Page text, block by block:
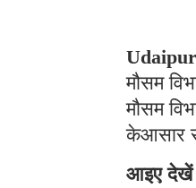
मौसम
मौसम
केआसार
आइए देखें